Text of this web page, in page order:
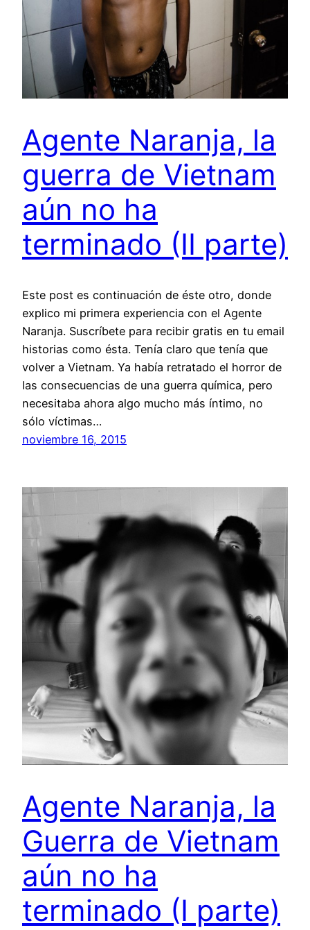
Agente Naranja, la
guerra de Vietnam
aún no ha
terminado (II parte)
Este post es continuación de éste otro, donde
explico mi primera experiencia con el Agente
Naranja. Suscríbete para recibir gratis en tu email
historias como ésta. Tenía claro que tenía que
volver a Vietnam. Ya había retratado el horror de
las consecuencias de una guerra química, pero
necesitaba ahora algo mucho más íntimo, no
sólo víctimas…
noviembre 16, 2015
Agente Naranja, la
Guerra de Vietnam
aún no ha
terminado (I parte)